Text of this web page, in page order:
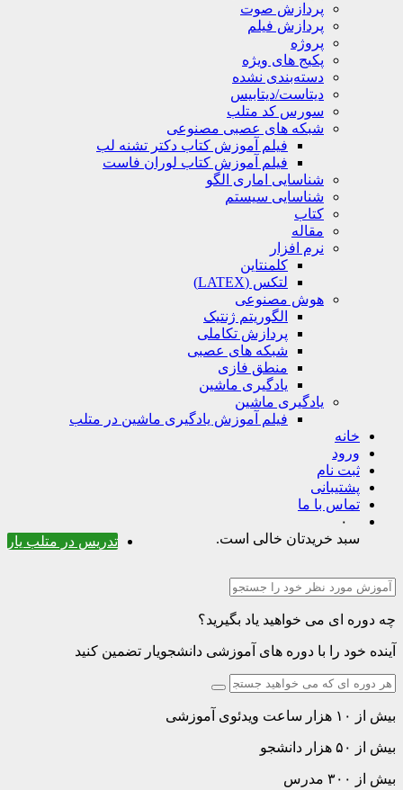
پردازش صوت
پردازش فیلم
پروژه
پکیج های ویژه
دسته‌بندی نشده
دیتاست/دیتابیس
سورس کد متلب
شبکه های عصبی مصنوعی
فیلم آموزش کتاب دکتر تشنه لب
فیلم آموزش کتاب لوران فاست
شناسایی اماری الگو
شناسایی سیستم
کتاب
مقاله
نرم افزار
کلمنتاین
لتکس (LATEX)
هوش مصنوعی
الگوریتم ژنتیک
پردازش تکاملی
شبکه های عصبی
منطق فازی
یادگیری ماشین
یادگیری ماشین
فیلم آموزش یادگیری ماشین در متلب
خانه
ورود
ثبت نام
پشتیبانی
تماس با ما
۰
تدریس در متلب یار
سبد خریدتان خالی است.
چه دوره ای می خواهید یاد بگیرید؟
آینده خود را با دوره های آموزشی دانشجویار تضمین کنید
بیش از ۱۰ هزار ساعت ویدئوی آموزشی
بیش از ۵۰ هزار دانشجو
بیش از ۳۰۰ مدرس